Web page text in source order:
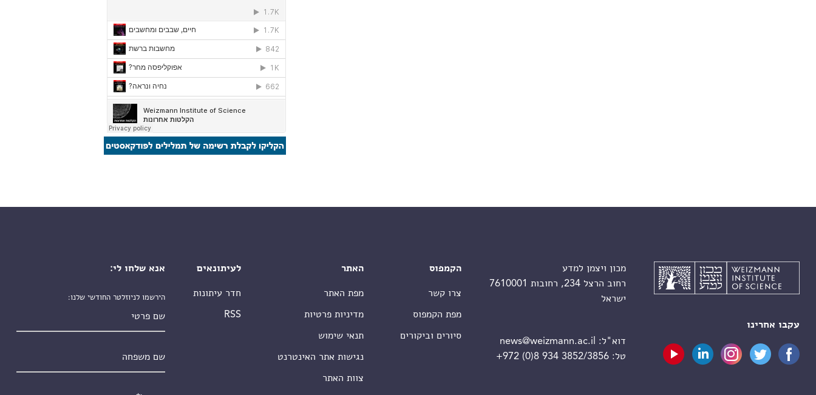
עקבו אחרינו
מכון ויצמן למדע
רחוב הרצל 234, רחובות 7610001
ישראל
דוא"ל:
news@weizmann.ac.il
טל:+972 (0)8 934 3852/3856
הקמפוס
צרו קשר
מפת הקמפוס
סיורים וביקורים
האתר
מפת האתר
מדיניות פרטיות
תנאי שימוש
נגישות אתר האינטרנט
צוות האתר
לעיתונאים
חדר עיתונות
RSS
אנא שלחו לי:
הירשמו לניוזלטר החודשי שלנו: